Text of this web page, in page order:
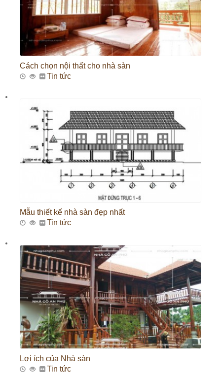
Cách chọn nội thất cho nhà sàn
Tin tức
Mẫu thiết kế nhà sàn đẹp nhất
Tin tức
Lợi ích của Nhà sàn
Tin tức